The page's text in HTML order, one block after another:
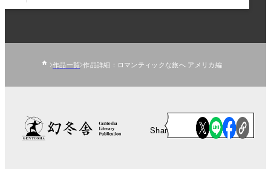
作品一覧 作品詳細：ロマンティックな旅へ アメリカ編
Share